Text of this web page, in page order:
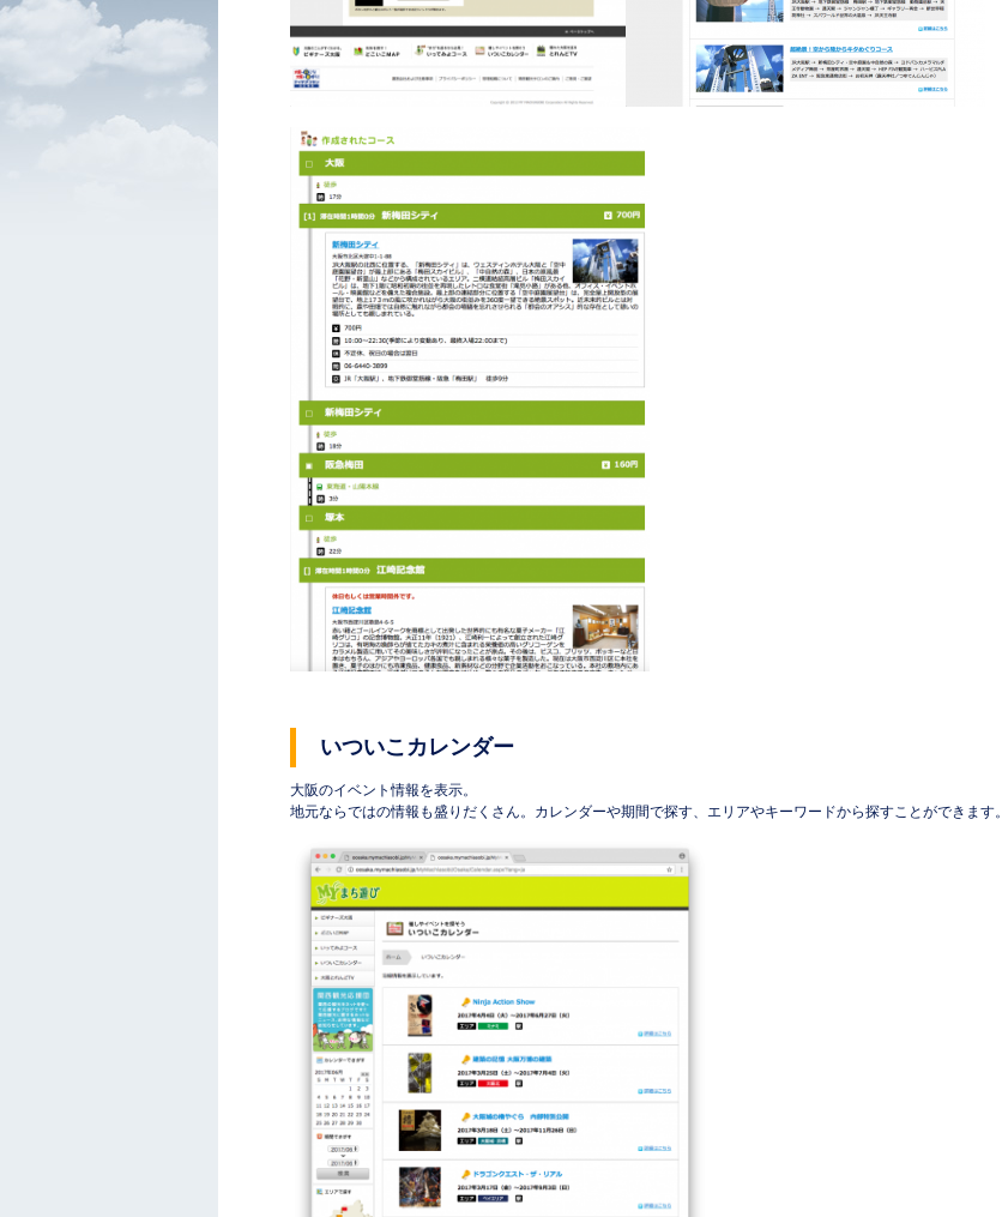
いついこカレンダー
大阪のイベント情報を表示。
地元ならではの情報も盛りだくさん。カレンダーや期間で探す、エリアやキーワードから探すことができます。